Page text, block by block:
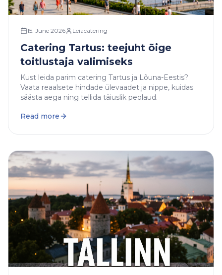
15. June 2026 Leiacatering
Catering Tartus: teejuht õige
toitlustaja valimiseks
Kust leida parim catering Tartus ja Lõuna-Eestis?
Vaata reaalsete hindade ülevaadet ja nippe, kuidas
säästa aega ning tellida täiuslik peolaud.
Read more